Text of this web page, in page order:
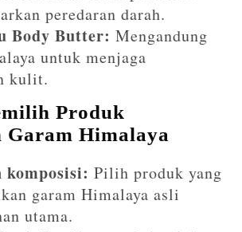
peredaran darah.
Body Butter: Mengandung
untuk menjaga
kulit.
Produk
Garam Himalaya
Pilih produk yang
garam Himalaya asli
utama.